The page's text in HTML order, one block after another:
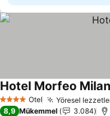
4 Yıldız Otel Yöresel
Hotel Morfeo
8,9 Mükemmel 3.084